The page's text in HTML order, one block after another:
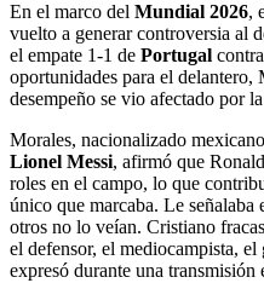
En el marco del Mundial 2026,
vuelto a generar controversia al
el empate 1-1 de Portugal contra
oportunidades para el delantero,
desempeño se vio afectado por
Morales, nacionalizado
Lionel Messi, afirmó que
roles en el campo, lo que
único que marcaba. Le
otros no lo veían. Cristiano
el defensor, el mediocampista,
expresó durante una transmisión